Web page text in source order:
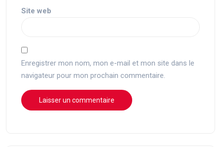
Site web
Enregistrer mon nom, mon e-mail et mon site dans le
navigateur pour mon prochain commentaire.